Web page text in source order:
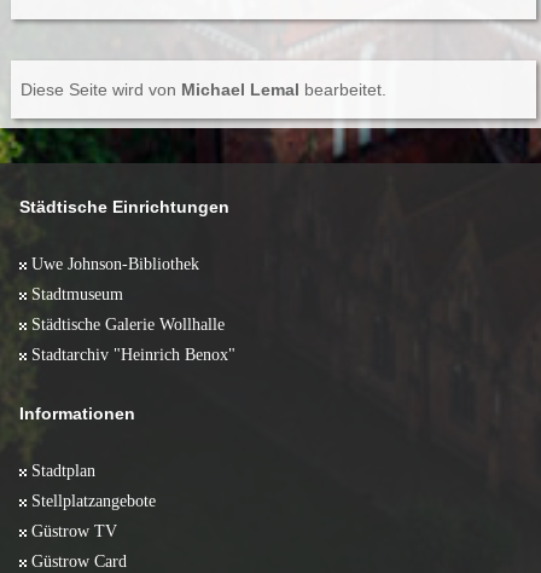
Diese Seite wird von Michael Lemal bearbeitet.
Städtische Einrichtungen
Uwe Johnson-Bibliothek
Stadtmuseum
Städtische Galerie Wollhalle
Stadtarchiv "Heinrich Benox"
Informationen
Stadtplan
Stellplatzangebote
Güstrow TV
Güstrow Card